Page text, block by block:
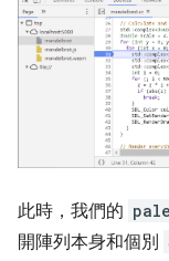
此時，我們的
開陣列本身和個別